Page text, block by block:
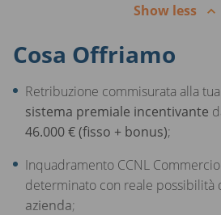
Show less
Cosa Offriamo
Retribuzione commisurata alla
sistema premiale incentivante
46.000 € (fisso + bonus);
Inquadramento CCNL
determinato con reale possibilità
azienda;